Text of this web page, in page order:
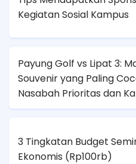
Kegiatan Sosial Kampus
Payung Golf vs Lipat 3:
Souvenir yang Paling
Nasabah Prioritas dan
Lapangan?
3 Tingkatan Budget
Ekonomis (Rp100rb)